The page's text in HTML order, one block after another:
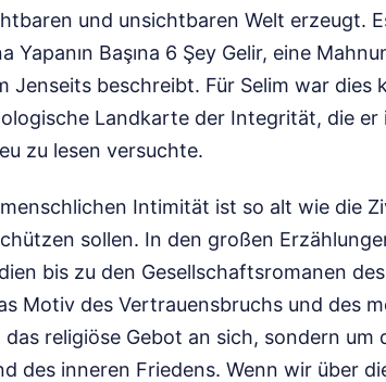
und unsichtbaren Welt erzeugt.
Yapanın Başına 6 Şey Gelir, eine
Jenseits beschreibt. Für Selim war dies
Landkarte der Integrität, die
zu lesen versuchte.
Intimität ist so alt wie die
sollen. In den großen
bis zu den Gesellschaftsromanen
Motiv des Vertrauensbruchs und des
religiöse Gebot an sich, sondern um
des inneren Friedens. Wenn wir über